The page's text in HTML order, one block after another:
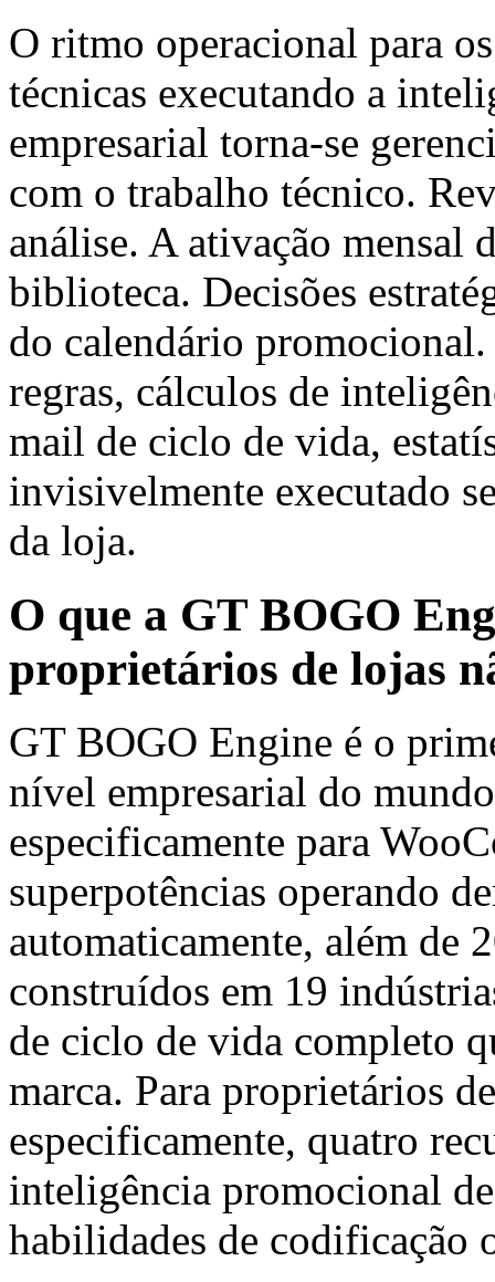
O ritmo operacional para
técnicas executando a
empresarial torna-se
com o trabalho técnico.
análise. A ativação mensal
biblioteca. Decisões
do calendário
regras, cálculos de
mail de ciclo de vida,
invisivelmente executado
da loja.
O que a GT BOGO
proprietários de lojas
GT BOGO Engine é o
nível empresarial do
especificamente para
superpotências operando
automaticamente, além de
construídos em 19
de ciclo de vida completo
marca. Para proprietários
especificamente, quatro
inteligência promocional
habilidades de codificação